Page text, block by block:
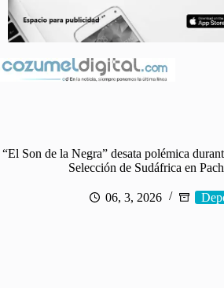
contenido
“El Son de la Negra” desata polémica
Selección de Sudáfrica en
06, 3, 2026